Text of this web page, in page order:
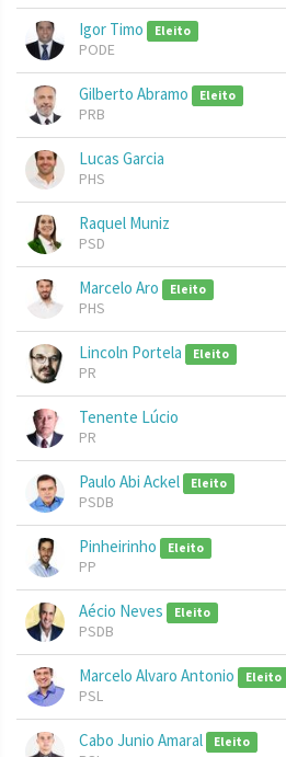
Igor Timo Eleito
PODE
Gilberto Abramo Eleito
PRB
Lucas Garcia
PHS
Raquel Muniz
PSD
Marcelo Aro Eleito
PHS
Lincoln Portela Eleito
PR
Tenente Lúcio
PR
Paulo Abi Ackel Eleito
PSDB
Pinheirinho Eleito
PP
Aécio Neves Eleito
PSDB
Marcelo Alvaro Antonio Eleito
PSL
Cabo Junio Amaral Eleito